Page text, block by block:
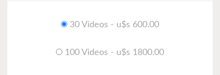
30 Videos - u$s 600.00
100 Videos - u$s 1800.00